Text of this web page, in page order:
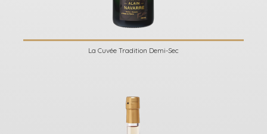
La Cuvée Tradition Demi-Sec